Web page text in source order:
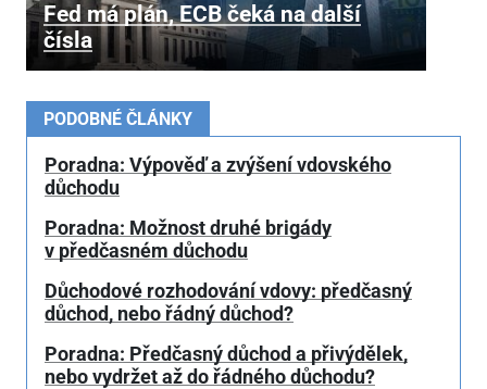
Fed má plán, ECB čeká na další
čísla
PODOBNÉ ČLÁNKY
Poradna: Výpověď a zvýšení vdovského
důchodu
Poradna: Možnost druhé brigády
v předčasném důchodu
Důchodové rozhodování vdovy: předčasný
důchod, nebo řádný důchod?
Poradna: Předčasný důchod a přivýdělek,
nebo vydržet až do řádného důchodu?